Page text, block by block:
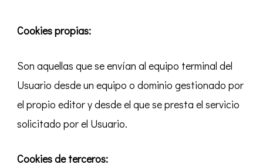
Cookies propias:
Son aquellas que se envían al equipo terminal del
Usuario desde un equipo o dominio gestionado por
el propio editor y desde el que se presta el servicio
solicitado por el Usuario.
Cookies de terceros: